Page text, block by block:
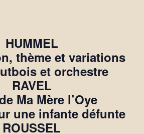
HUMMEL
thème et variations
et orchestre
RAVEL
Ma Mère l’Oye
une infante défunte
ROUSSEL